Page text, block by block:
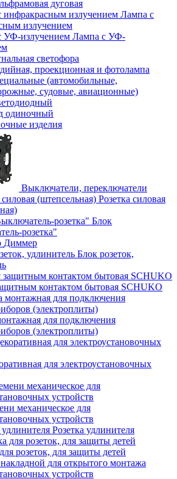
дуговая
Лампа с
излучением
Лампа с УФ-
светофора
проекционная и фотолампа
(автомобильные,
судовые, авиационные)
одиночный
изделия
Выключатели, переключатели
Розетка силовая
Блок
розетка"
Диммер
Блок розеток,
контактом бытовая SCHUKO
для подключения
(электроплиты)
для электроустановочных
механическое для
устройств
Розетка удлинителя
розеток, для защиты детей